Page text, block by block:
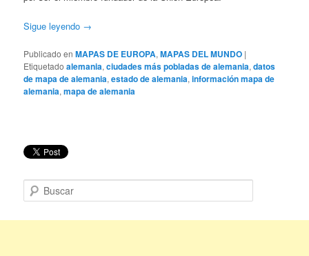
Sigue leyendo →
Publicado en MAPAS DE EUROPA,MAPAS DEL MUNDO |
Etiquetado alemania,ciudades más pobladas de alemania,datos
de mapa de alemania,estado de alemania,información mapa de
alemania,mapa de alemania
u